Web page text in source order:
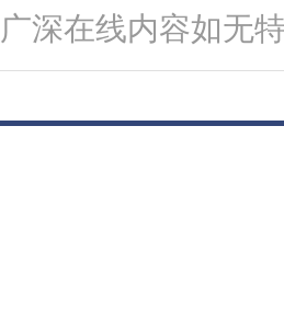
广深在线内容如无